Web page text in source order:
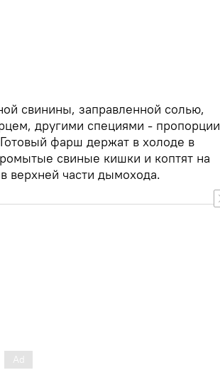
свинины, заправленной солью,
другими специями - пропорции
фарш держат в холоде в
свиные кишки и коптят на
верхней части дымохода.